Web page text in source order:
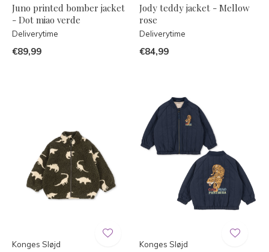
Juno printed bomber jacket
- Dot miao verde
Deliverytime
€89,99
Jody teddy jacket - Mellow
rose
Deliverytime
€84,99
Konges Sløjd Konges Sløjd